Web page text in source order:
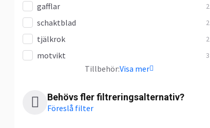
gafflar 2
schaktblad 2
tjälkrok 2
motvikt 3
Tillbehör:Visa mer
Behövs fler filtreringsalternativ?
Föreslå filter